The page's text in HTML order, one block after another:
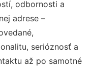
odbornosti a
adrese –
serióznosť a
až po samotné